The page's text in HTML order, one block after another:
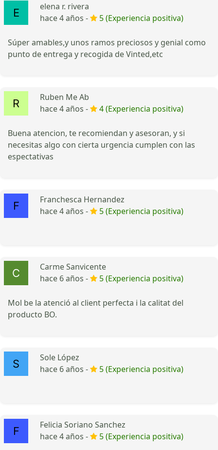
elena r. rivera
hace 4 años -
5 (Experiencia positiva)
Súper amables,y unos ramos preciosos y genial como
punto de entrega y recogida de Vinted,etc
Ruben Me Ab
hace 4 años -
4 (Experiencia positiva)
Buena atencion, te recomiendan y asesoran, y si
necesitas algo con cierta urgencia cumplen con las
espectativas
Franchesca Hernandez
hace 4 años -
5 (Experiencia positiva)
Carme Sanvicente
hace 6 años -
5 (Experiencia positiva)
Mol be la atenció al client perfecta i la calitat del
producto BO.
Sole López
hace 6 años -
5 (Experiencia positiva)
Felicia Soriano Sanchez
hace 4 años -
5 (Experiencia positiva)